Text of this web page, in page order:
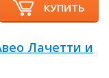
КУПИТЬ
Лачетти и